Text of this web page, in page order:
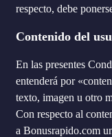
respecto, debe
Contenido del
En las presentes
entenderá por
texto, imagen u otro
Con respecto al
a Bonusrapido.com